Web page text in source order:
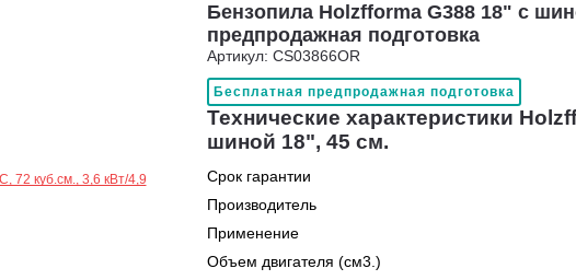
Бензопила Holzfforma G388 18" с
предпродажная подготовка
Артикул: CS03866OR
Бесплатная предпродажная подготовка
Технические характеристики
шиной 18", 45 см.
Срок гарантии
Производитель
Применение
Объем двигателя (см3.)